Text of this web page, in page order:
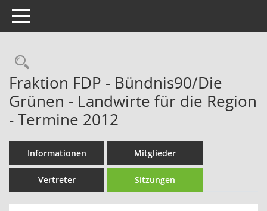
Toggle navigation
Rechercheauswahl
Fraktion FDP - Bündnis90/Die
Grünen - Landwirte für die Region
- Termine 2012
Informationen Mitglieder
Vertreter Sitzungen